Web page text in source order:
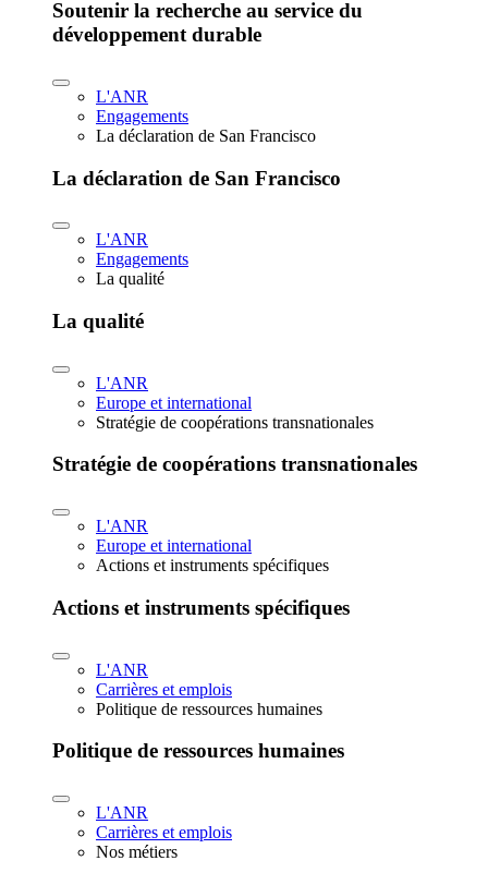
Soutenir la recherche au service du
développement durable
L'ANR
Engagements
La déclaration de San Francisco
La déclaration de San Francisco
L'ANR
Engagements
La qualité
La qualité
L'ANR
Europe et international
Stratégie de coopérations transnationales
Stratégie de coopérations transnationales
L'ANR
Europe et international
Actions et instruments spécifiques
Actions et instruments spécifiques
L'ANR
Carrières et emplois
Politique de ressources humaines
Politique de ressources humaines
L'ANR
Carrières et emplois
Nos métiers